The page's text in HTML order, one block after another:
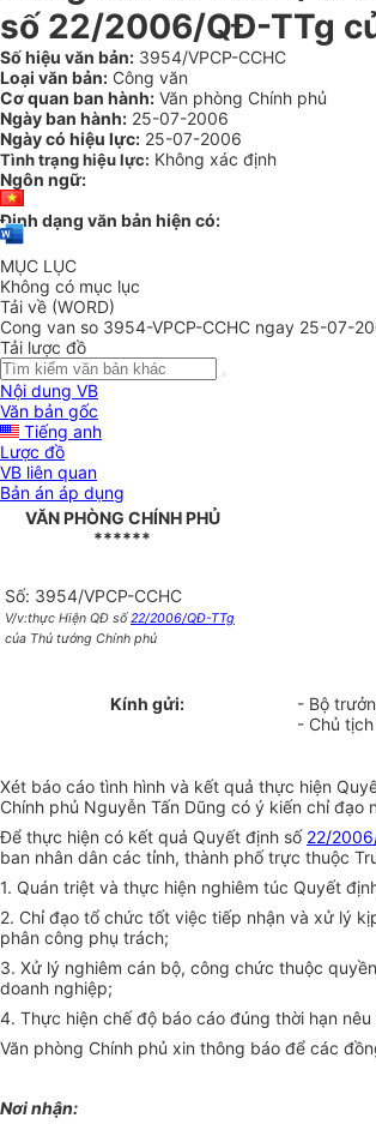
số 22/2006/QĐ-TTg
Số hiệu văn bản: 3954/VPCP-CCHC
Loại văn bản: Công văn
Cơ quan ban hành: Văn phòng Chính phủ
Ngày ban hành: 25-07-2006
Ngày có hiệu lực: 25-07-2006
Tình trạng hiệu lực: Không xác định
Ngôn ngữ:
Định dạng văn bản hiện có:
MỤC LỤC
Không có mục lục
Tải về (WORD)
Cong van so 3954-VPCP-CCHC ngay 25-07-
Tải lược đồ
Nội dung VB
Văn bản gốc
Tiếng anh
Lược đồ
VB liên quan
Bản án áp dụng
VĂN PHÒNG CHÍNH PHỦ
******
Số: 3954/VPCP-CCHC
V/v:thực Hiện QĐ số22/2006/QĐ-TTg
của Thủ tướng Chính phủ
Kính gửi:
- Bộ
- Chủ
Xét báo cáo tình hình và kết quả thực hiện
Chính phủ Nguyễn Tấn Dũng có ý kiến chỉ đạo
Để thực hiện có kết quả Quyết định số 22/
ban nhân dân các tỉnh, thành phố trực thuộc
1. Quán triệt và thực hiện nghiêm túc Quyết
2. Chỉ đạo tổ chức tốt việc tiếp nhận và xử lý
phân công phụ trách;
3. Xử lý nghiêm cán bộ, công chức thuộc
doanh nghiệp;
4. Thực hiện chế độ báo cáo đúng thời hạn
Văn phòng Chính phủ xin thông báo để các
Nơi nhận: